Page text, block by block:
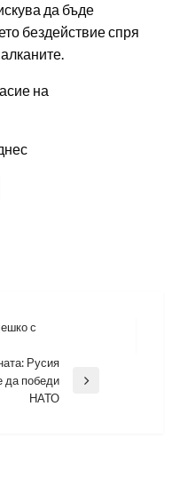
да бъде
бездействие спря
на
с
Русия
да победи
НАТО